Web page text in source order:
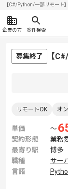
【C#/Python/一部リモート
企業の方 案件検索
募集終了 【
リモートOK オ
単価 〜
契約形態
業務
最寄り駅
博多
職種
サー
言語